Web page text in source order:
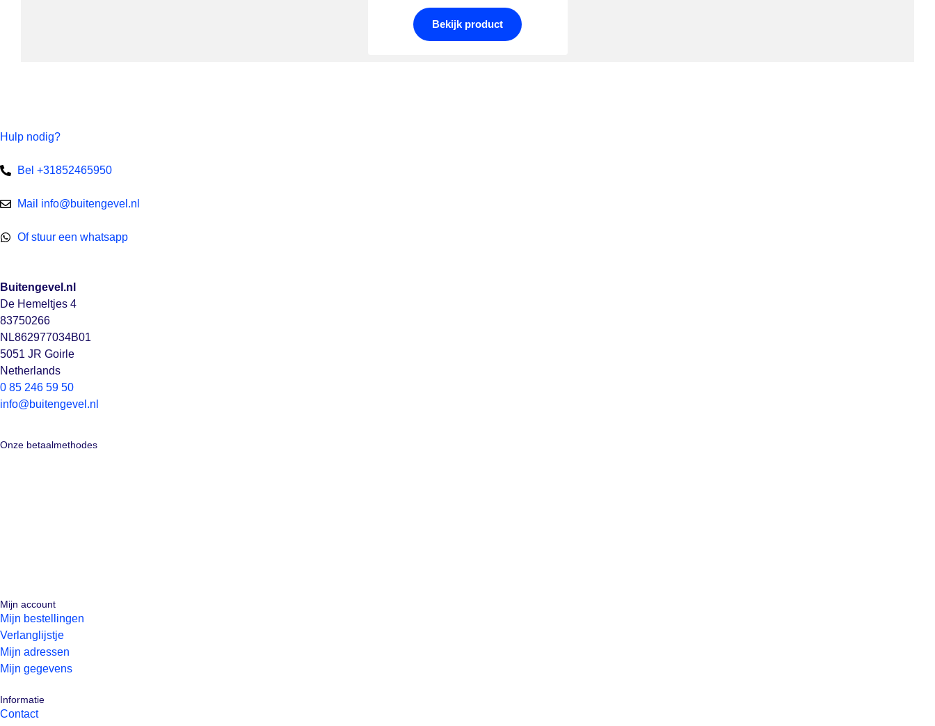
Bekijk product
Hulp nodig?
Bel +31852465950
Mail info@buitengevel.nl
Of stuur een whatsapp
Buitengevel.nl
De Hemeltjes 4
83750266
NL862977034B01
5051 JR Goirle
Netherlands
0 85 246 59 50
info@buitengevel.nl
Onze betaalmethodes
Mijn account
Mijn bestellingen
Verlanglijstje
Mijn adressen
Mijn gegevens
Informatie
Contact